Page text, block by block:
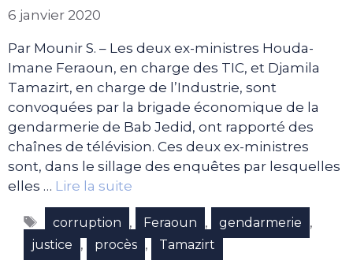
6 janvier 2020
Par Mounir S. – Les deux ex-ministres Houda-
Imane Feraoun, en charge des TIC, et Djamila
Tamazirt, en charge de l’Industrie, sont
convoquées par la brigade économique de la
gendarmerie de Bab Jedid, ont rapporté des
chaînes de télévision. Ces deux ex-ministres
sont, dans le sillage des enquêtes par lesquelles
elles … Lire la suite
Étiquettes
corruption , Feraoun , gendarmerie ,
justice , procès , Tamazirt